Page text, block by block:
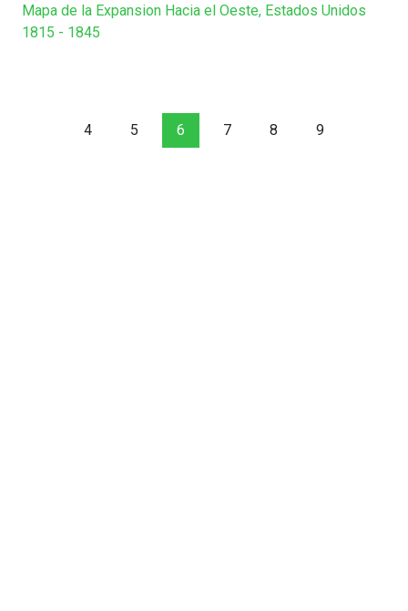
Mapa de la Expansion Hacia el Oeste, Estados Unidos
1815 - 1845
4 5 6 7 8 9